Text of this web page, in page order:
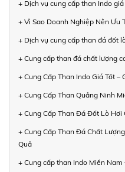
+ Dịch vụ cung cấp than Indo
+ Vì Sao Doanh Nghiệp Nên Ưu
+ Dịch vụ cung cấp than đá đốt
+ Cung cấp than đá chất lượng
+ Cung Cấp Than Indo Giá Tốt –
+ Cung Cấp Than Quảng Ninh
+ Cung Cấp Than Đá Đốt Lò Hơi
+ Cung Cấp Than Đá Chất
Quả
+ Cung cấp than Indo Miền